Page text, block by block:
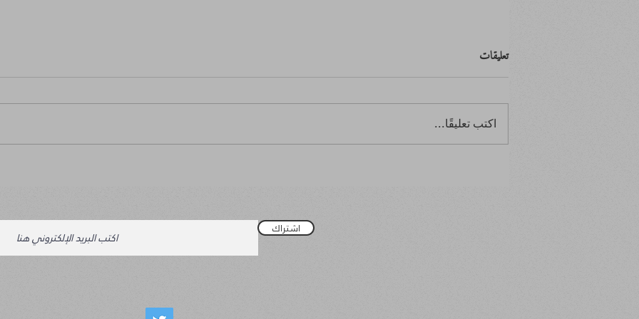
ابتدأ بصفر.. وانتهى بالصفر
مشاعر من
تعليقات
اكتب تعليقًا...
اشتراك